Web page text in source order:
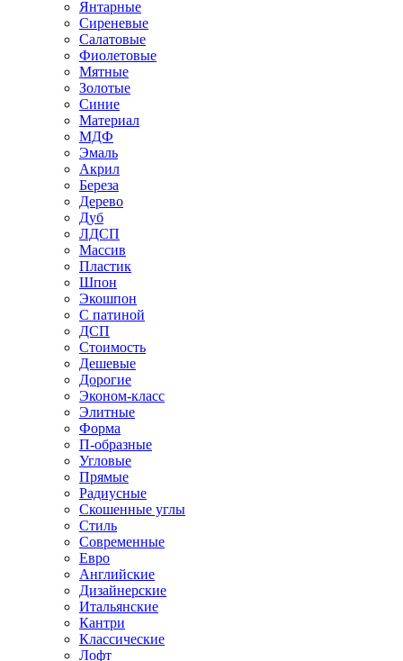
Янтарные
Сиреневые
Салатовые
Фиолетовые
Мятные
Золотые
Синие
Материал
МДФ
Эмаль
Акрил
Береза
Дерево
Дуб
ЛДСП
Массив
Пластик
Шпон
Экошпон
С патиной
ДСП
Стоимость
Дешевые
Дорогие
Эконом-класс
Элитные
Форма
П-образные
Угловые
Прямые
Радиусные
Скошенные углы
Стиль
Современные
Евро
Английские
Дизайнерские
Итальянские
Кантри
Классические
Лофт